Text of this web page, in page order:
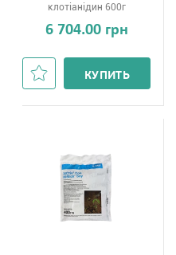
клотіанідин 600г
6 704.00 грн
КУПИТЬ